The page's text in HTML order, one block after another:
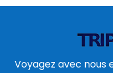
Voyagez avec nous